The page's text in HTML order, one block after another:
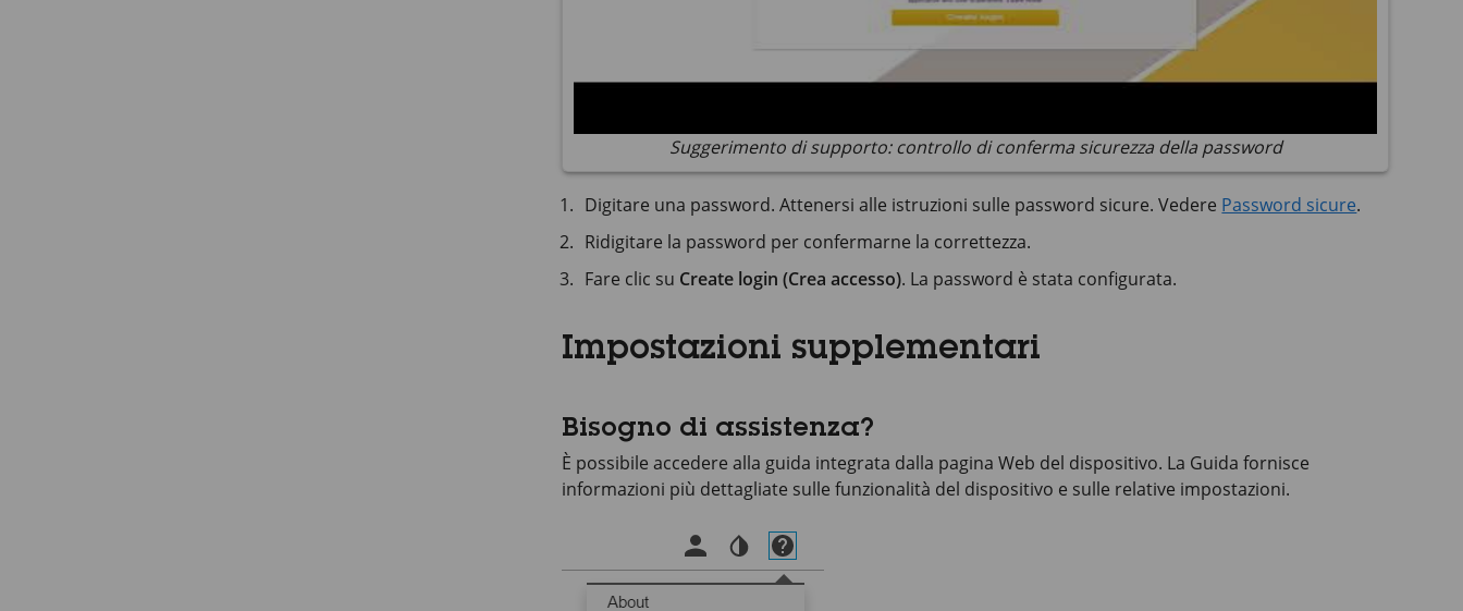
Suggerimento di supporto: controllo di conferma sicurezza della password
Digitare una password. Attenersi alle istruzioni sulle password sicure. Vedere Password sicure.
Ridigitare la password per confermarne la correttezza.
Fare clic su Create login (Crea accesso). La password è stata configurata.
Impostazioni supplementari
Bisogno di assistenza?
È possibile accedere alla guida integrata dalla pagina Web del dispositivo. La Guida fornisce
informazioni più dettagliate sulle funzionalità del dispositivo e sulle relative impostazioni.